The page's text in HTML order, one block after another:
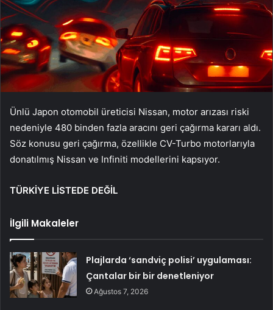
Ünlü Japon otomobil üreticisi Nissan, motor arızası riski
nedeniyle 480 binden fazla aracını geri çağırma kararı aldı.
Söz konusu geri çağırma, özellikle CV-Turbo motorlarıyla
donatılmış Nissan ve Infiniti modellerini kapsıyor.
TÜRKİYE LİSTEDE DEĞİL
İlgili Makaleler
Plajlarda ‘sandviç polisi’ uygulaması:
Çantalar bir bir denetleniyor
Ağustos 7, 2026